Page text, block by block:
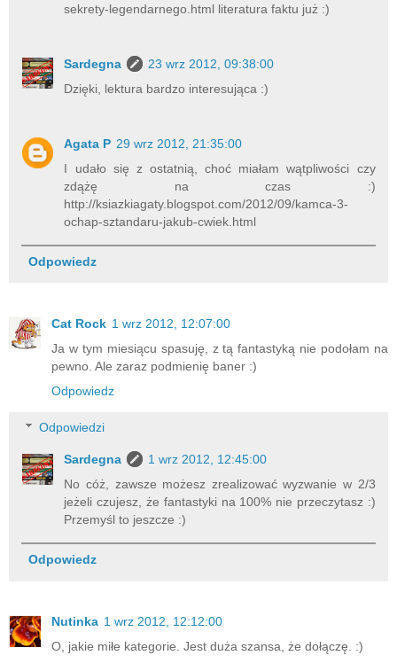
sekrety-legendarnego.html literatura faktu już :)
Sardegna
23 wrz 2012, 09:38:00
Dzięki, lektura bardzo interesująca :)
Agata P 29 wrz 2012, 21:35:00
I udało się z ostatnią, choć miałam wątpliwości czy
zdążę na czas :)
http://ksiazkiagaty.blogspot.com/2012/09/kamca-3-
ochap-sztandaru-jakub-cwiek.html
Odpowiedz
Cat Rock 1 wrz 2012, 12:07:00
Ja w tym miesiącu spasuję, z tą fantastyką nie podołam na
pewno. Ale zaraz podmienię baner :)
Odpowiedz
Odpowiedzi
Sardegna
1 wrz 2012, 12:45:00
No cóż, zawsze możesz zrealizować wyzwanie w 2/3
jeżeli czujesz, że fantastyki na 100% nie przeczytasz :)
Przemyśl to jeszcze :)
Odpowiedz
Nutinka 1 wrz 2012, 12:12:00
O, jakie miłe kategorie. Jest duża szansa, że dołączę. :)